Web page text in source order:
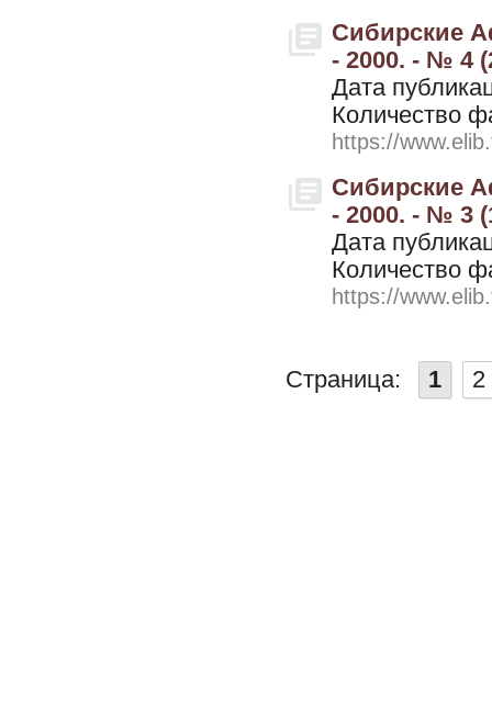
Сибирские
- 2000. - № 4
Дата
Количество
https://
Сибирские
- 2000. - № 3
Дата
Количество
https://
Страница: 1 2